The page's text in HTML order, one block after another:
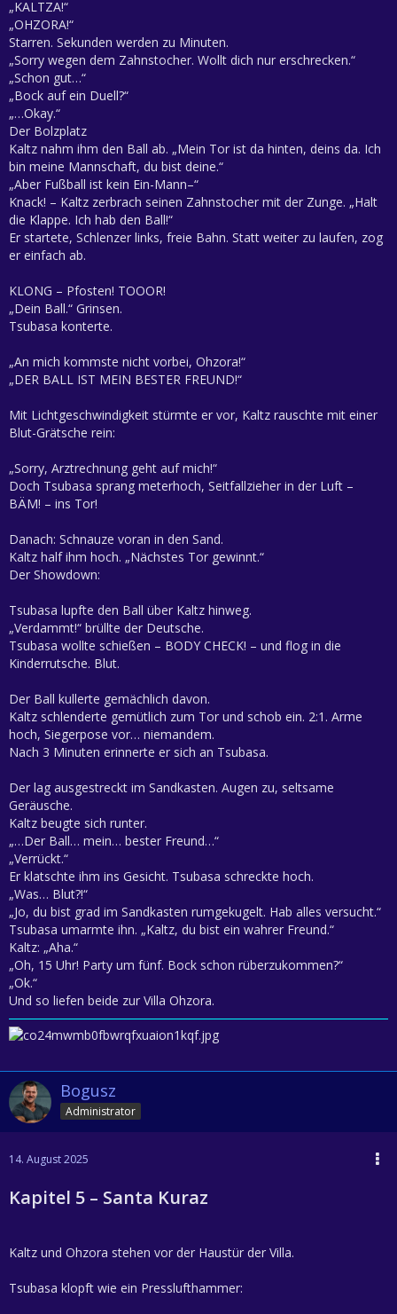
„KALTZA!“
„OHZORA!“
Starren. Sekunden werden zu Minuten.
„Sorry wegen dem Zahnstocher. Wollt dich nur erschrecken.“
„Schon gut…“
„Bock auf ein Duell?“
„…Okay.“
Der Bolzplatz
Kaltz nahm ihm den Ball ab. „Mein Tor ist da hinten, deins da. Ich
bin meine Mannschaft, du bist deine.“
„Aber Fußball ist kein Ein-Mann–“
Knack! – Kaltz zerbrach seinen Zahnstocher mit der Zunge. „Halt
die Klappe. Ich hab den Ball!“
Er startete, Schlenzer links, freie Bahn. Statt weiter zu laufen, zog
er einfach ab.
KLONG – Pfosten! TOOOR!
„Dein Ball.“ Grinsen.
Tsubasa konterte.
„An mich kommste nicht vorbei, Ohzora!“
„DER BALL IST MEIN BESTER FREUND!“
Mit Lichtgeschwindigkeit stürmte er vor, Kaltz rauschte mit einer
Blut-Grätsche rein:
„Sorry, Arztrechnung geht auf mich!“
Doch Tsubasa sprang meterhoch, Seitfallzieher in der Luft –
BÄM! – ins Tor!
Danach: Schnauze voran in den Sand.
Kaltz half ihm hoch. „Nächstes Tor gewinnt.“
Der Showdown:
Tsubasa lupfte den Ball über Kaltz hinweg.
„Verdammt!“ brüllte der Deutsche.
Tsubasa wollte schießen – BODY CHECK! – und flog in die
Kinderrutsche. Blut.
Der Ball kullerte gemächlich davon.
Kaltz schlenderte gemütlich zum Tor und schob ein. 2:1. Arme
hoch, Siegerpose vor… niemandem.
Nach 3 Minuten erinnerte er sich an Tsubasa.
Der lag ausgestreckt im Sandkasten. Augen zu, seltsame
Geräusche.
Kaltz beugte sich runter.
„…Der Ball… mein… bester Freund…“
„Verrückt.“
Er klatschte ihm ins Gesicht. Tsubasa schreckte hoch.
„Was… Blut?!“
„Jo, du bist grad im Sandkasten rumgekugelt. Hab alles versucht.“
Tsubasa umarmte ihn. „Kaltz, du bist ein wahrer Freund.“
Kaltz: „Aha.“
„Oh, 15 Uhr! Party um fünf. Bock schon rüberzukommen?“
„Ok.“
Und so liefen beide zur Villa Ohzora.
Bogusz
Administrator
14. August 2025
Kapitel 5 – Santa Kuraz
Kaltz und Ohzora stehen vor der Haustür der Villa.
Tsubasa klopft wie ein Presslufthammer: